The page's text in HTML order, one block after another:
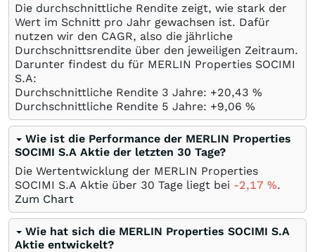
Die durchschnittliche Rendite zeigt, wie stark der
Wert im Schnitt pro Jahr gewachsen ist. Dafür
nutzen wir den CAGR, also die jährliche
Durchschnittsrendite über den jeweiligen Zeitraum.
Darunter findest du für MERLIN Properties SOCIMI
S.A:
Durchschnittliche Rendite 3 Jahre: +20,43 %
Durchschnittliche Rendite 5 Jahre: +9,06 %
Wie ist die Performance der MERLIN Properties
SOCIMI S.A Aktie der letzten 30 Tage?
Die Wertentwicklung der MERLIN Properties
SOCIMI S.A Aktie über 30 Tage liegt bei -2,17 %.
Zum Chart
Wie hat sich die MERLIN Properties SOCIMI S.A
Aktie entwickelt?